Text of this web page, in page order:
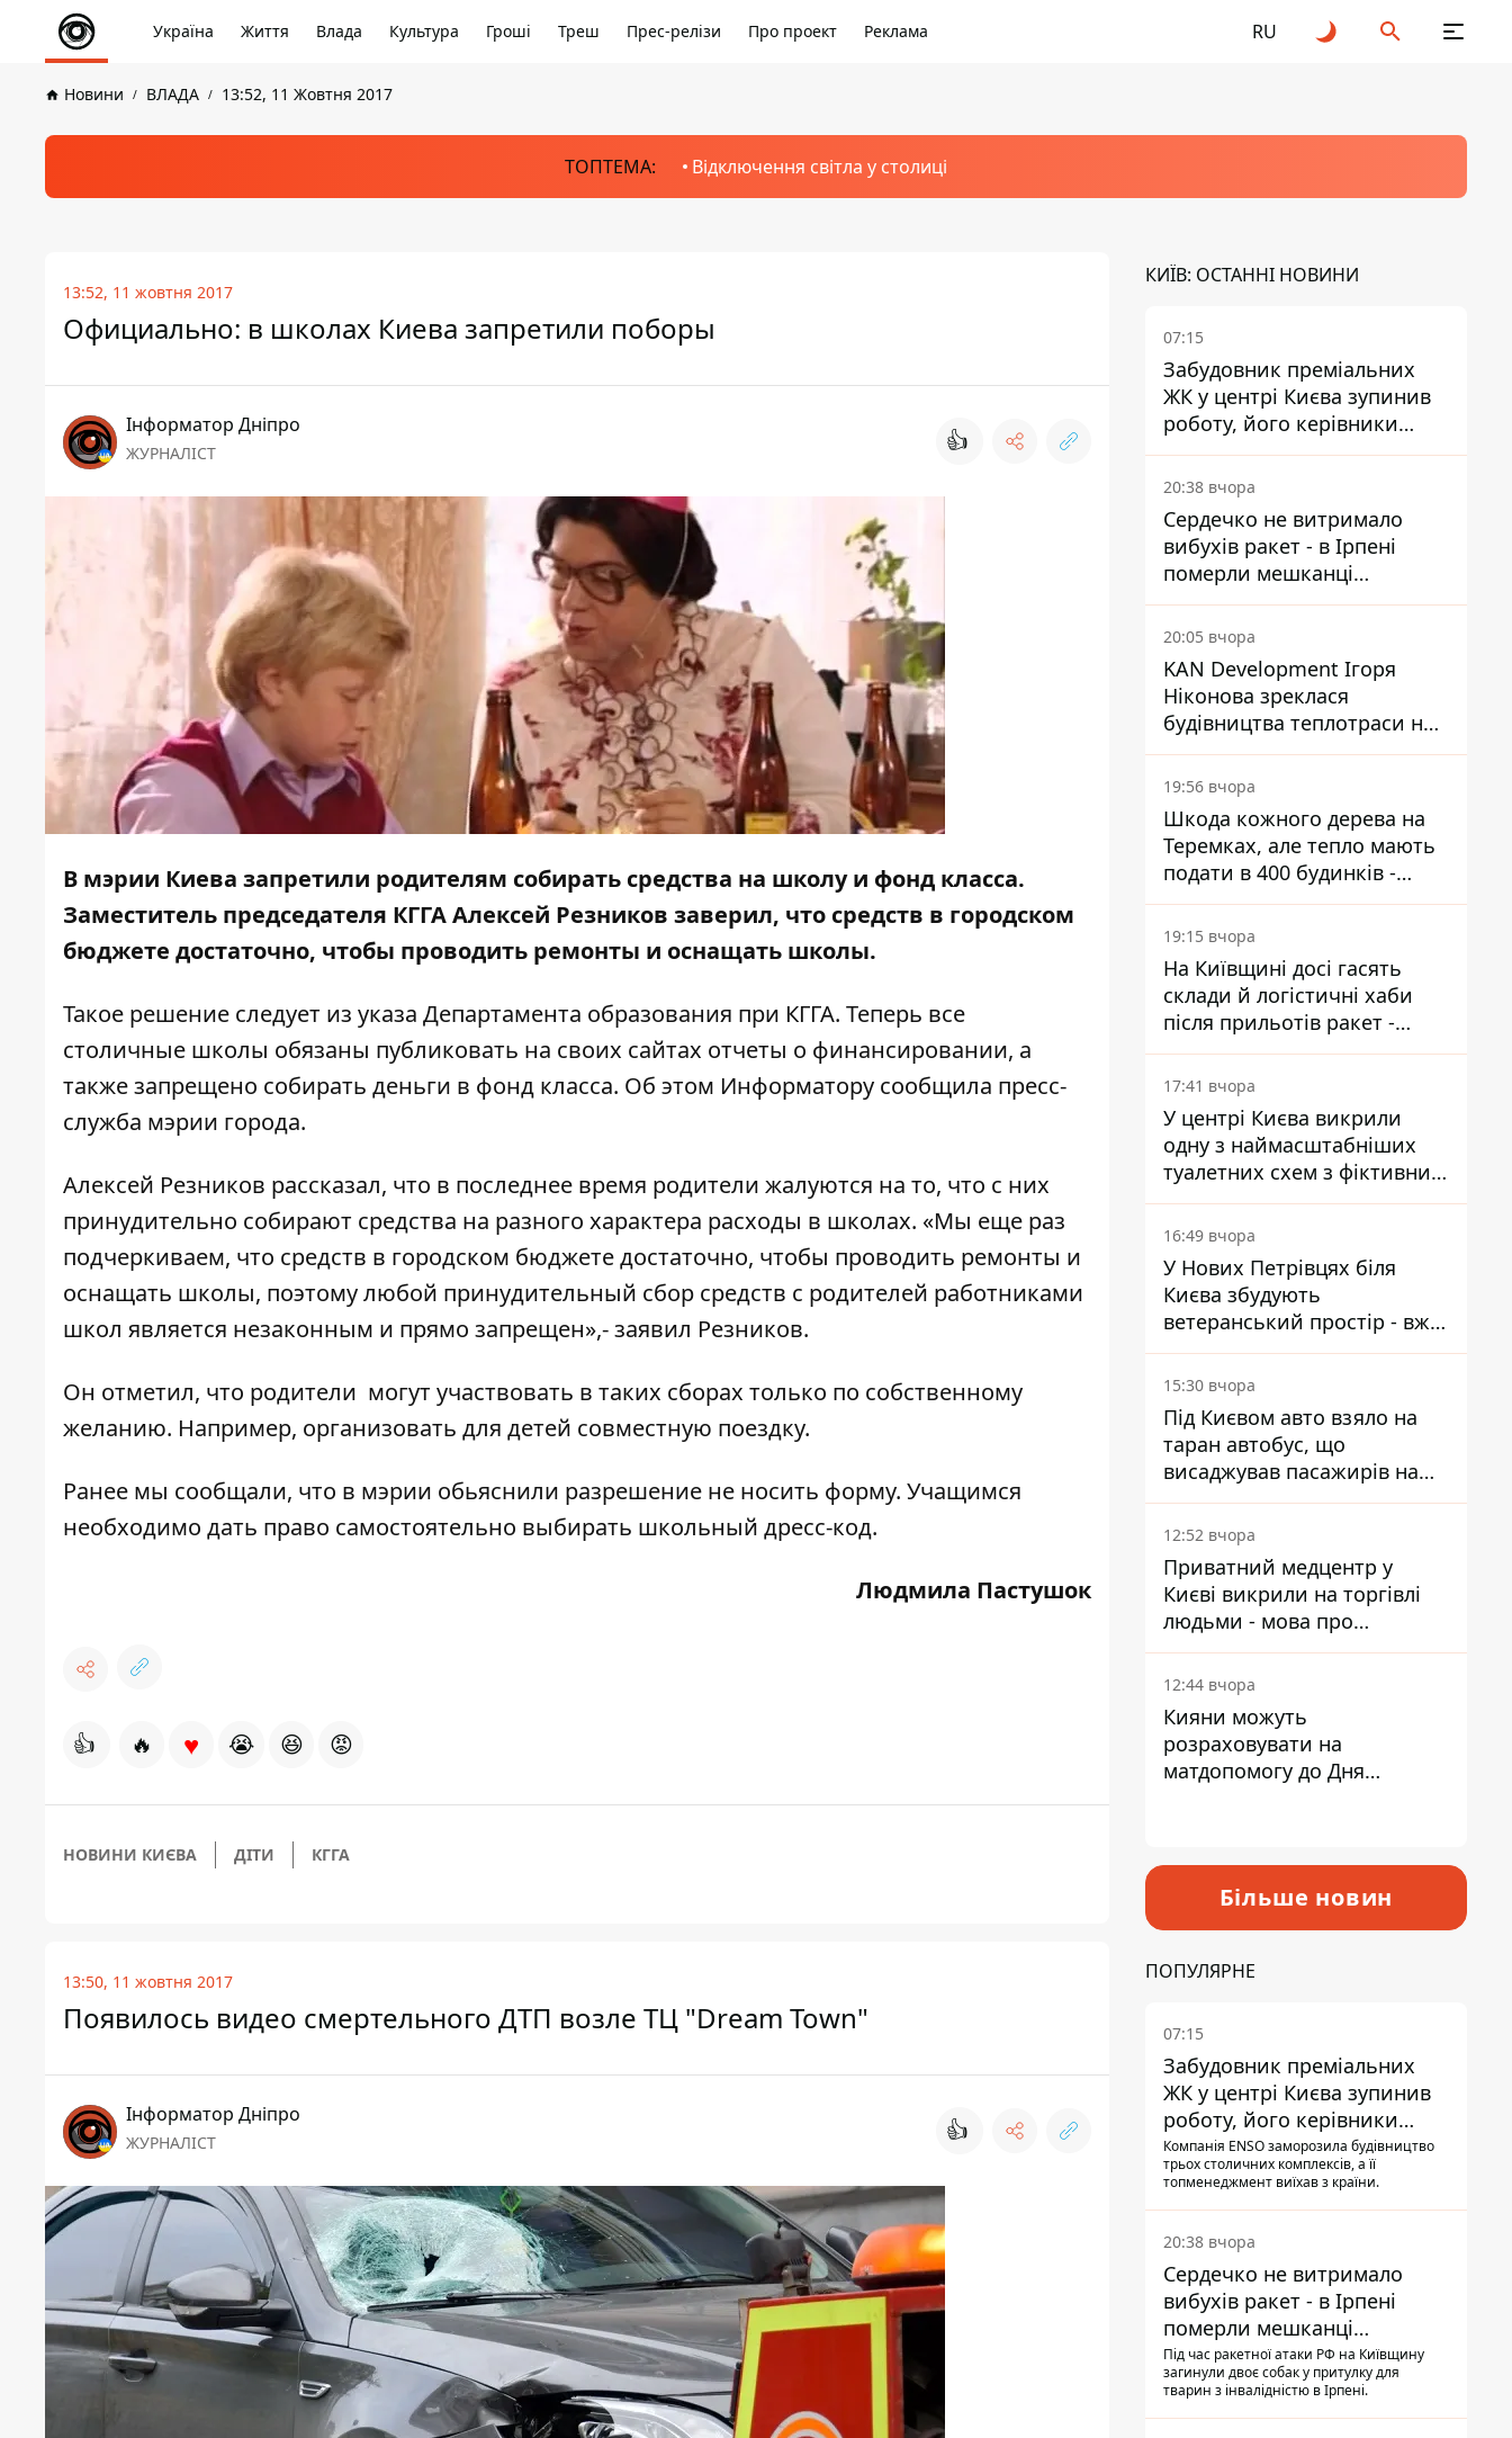
Україна Життя Влада Культура Гроші Треш Прес-релізи Про проект Реклама RU
Новини ВЛАДА 13:52, 11 Жовтня 2017
ТОПТЕМА: Відключення світла у столиці
13:52, 11 жовтня 2017
Официально: в школах Киева запретили поборы
Інформатор Дніпро
ЖУРНАЛІСТ 👍
В мэрии Киева запретили родителям собирать средства на школу и фонд класса.
Заместитель председателя КГГА Алексей Резников заверил, что средств в городском
бюджете достаточно, чтобы проводить ремонты и оснащать школы.
Такое решение следует из указа Департамента образования при КГГА. Теперь все
столичные школы обязаны публиковать на своих сайтах отчеты о финансировании, а
также запрещено собирать деньги в фонд класса. Об этом Информатору сообщила пресс-
служба мэрии города.
Алексей Резников рассказал, что в последнее время родители жалуются на то, что с них
принудительно собирают средства на разного характера расходы в школах. «Мы еще раз
подчеркиваем, что средств в городском бюджете достаточно, чтобы проводить ремонты и
оснащать школы, поэтому любой принудительный сбор средств с родителей работниками
школ является незаконным и прямо запрещен»,- заявил Резников.
Он отметил, что родители могут участвовать в таких сборах только по собственному
желанию. Например, организовать для детей совместную поездку.
Ранее мы сообщали, что в мэрии обьяснили разрешение не носить форму. Учащимся
необходимо дать право самостоятельно выбирать школьный дресс-код.
Людмила Пастушок
👍 🔥 ♥ 😭 😆 😡
НОВИНИ КИЄВА ДІТИ КГГА
13:50, 11 жовтня 2017
Появилось видео смертельного ДТП возле ТЦ "Dream Town"
Інформатор Дніпро
ЖУРНАЛІСТ 👍
КИЇВ: ОСТАННІ НОВИНИ
07:15
Забудовник преміальних
ЖК у центрі Києва зупинив
роботу, його керівники
втекли з України - Bihus.info
20:38 вчора
Сердечко не витримало
вибухів ракет - в Ірпені
померли мешканці
притулку для собак з
інвалідністю
20:05 вчора
KAN Development Ігоря
Ніконова зреклася
будівництва теплотраси на
Теремках
19:56 вчора
Шкода кожного дерева на
Теремках, але тепло мають
подати в 400 будинків -
депутатка Київради
19:15 вчора
На Київщині досі гасять
склади й логістичні хаби
після прильотів ракет -
ДСНС
17:41 вчора
У центрі Києва викрили
одну з наймасштабніших
туалетних схем з фіктивним
будинком
16:49 вчора
У Нових Петрівцях біля
Києва збудують
ветеранський простір - вже
знайшли проєктанта
15:30 вчора
Під Києвом авто взяло на
таран автобус, що
висаджував пасажирів на
зупинці - пасажирка в
лікарні
12:52 вчора
Приватний медцентр у
Києві викрили на торгівлі
людьми - мова про
сурогатне материнство
12:44 вчора
Кияни можуть
розраховувати на
матдопомогу до Дня
Більше новин
ПОПУЛЯРНЕ
07:15
Забудовник преміальних
ЖК у центрі Києва зупинив
роботу, його керівники
втекли з України - Bihus.info
Компанія ENSO заморозила будівництво
трьох столичних комплексів, а її
топменеджмент виїхав з країни.
20:38 вчора
Сердечко не витримало
вибухів ракет - в Ірпені
померли мешканці
притулку для собак з
інвалідністю
Під час ракетної атаки РФ на Київщину
загинули двоє собак у притулку для
тварин з інвалідністю в Ірпені.